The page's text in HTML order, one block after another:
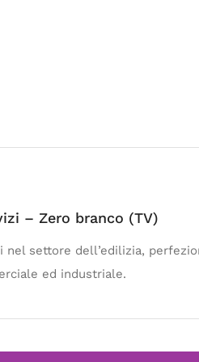
– Zero branco (TV)
nel settore dell’edilizia,
ed industriale.